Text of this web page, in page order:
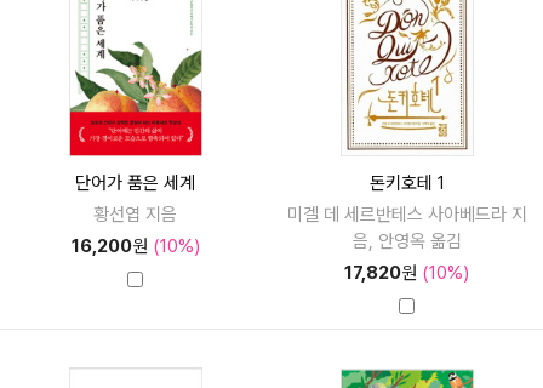
단어가 품은 세계
황선엽 지음
16,200원 (10%)
돈키호테 1
미겔 데 세르반테스 사아베드라 지
음, 안영옥 옮김
17,820원 (10%)